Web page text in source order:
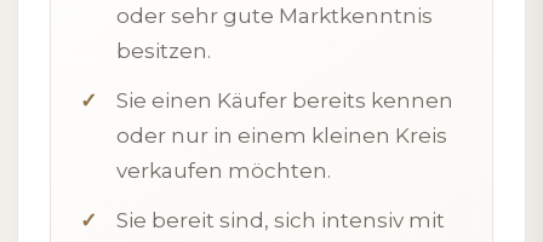
oder sehr gute Marktkenntnis
besitzen.
Sie einen Käufer bereits kennen
oder nur in einem kleinen Kreis
verkaufen möchten.
Sie bereit sind, sich intensiv mit